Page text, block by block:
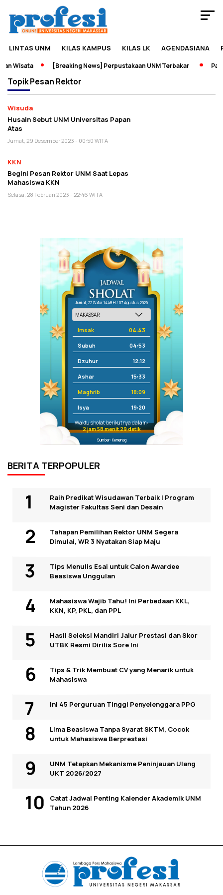
LINTAS UNM KILAS KAMPUS KILAS LK AGENDASIANA
Wisata [Breaking News] Perpustakaan UNM Terbakar
TopikPesan Rektor
Wisuda
Husain Sebut UNM Universitas Papan
Atas
Jumat, 29 Desember 2023 - 00:50 WITA
KKN
Begini Pesan Rektor UNM Saat Lepas
Mahasiswa KKN
Selasa, 28 Februari 2023 - 22:46 WITA
Jum'at, 22 Safar 1448 H / 07 Agustus 2026
Imsak 04:43
Subuh 04:53
Dzuhur 12:12
Ashar 15:33
Maghrib 18:09
Isya 19:20
Waktu sholat berikutnya dalam:
2 jam 58 menit 29 detik
Sumber: Kemenag
BERITA TERPOPULER
Raih Predikat Wisudawan Terbaik I Program
Magister Fakultas Seni dan Desain
Tahapan Pemilihan Rektor UNM Segera
Dimulai, WR 3 Nyatakan Siap Maju
Tips Menulis Esai untuk Calon Awardee
Beasiswa Unggulan
Mahasiswa Wajib Tahu! Ini Perbedaan KKL,
KKN, KP, PKL, dan PPL
Hasil Seleksi Mandiri Jalur Prestasi dan Skor
UTBK Resmi Dirilis Sore Ini
Tips & Trik Membuat CV yang Menarik untuk
Mahasiswa
Ini 45 Perguruan Tinggi Penyelenggara PPG
Lima Beasiswa Tanpa Syarat SKTM, Cocok
untuk Mahasiswa Berprestasi
UNM Tetapkan Mekanisme Peninjauan Ulang
UKT 2026/2027
Catat Jadwal Penting Kalender Akademik UNM
Tahun 2026